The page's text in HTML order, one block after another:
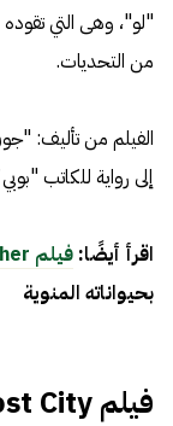
"لو"، وهى التي
من التحديات.
الفيلم من تأليف:
إلى رواية للكاتب
اقرأ أيضًا: فيلم Our Father
بحيواناته المنوية
فيلم The Lost City - المدينة المفقودة